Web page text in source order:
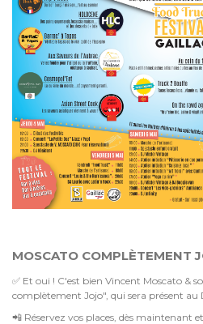
MOSCATO COMPLÈTEMENT
✅ Et oui ! C'est bien Vincent Moscato &
complètement Jojo", qui sera présent au
📲 Réservez vos places, dès maintenant